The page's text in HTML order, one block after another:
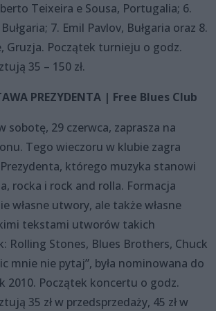
Teixeira e Sousa, Portugalia; 6.
7. Emil Pavlov, Bułgaria oraz 8.
Gruzja. Początek turnieju o godz.
35 – 150 zł.
PREZYDENTA | Free Blues Club
sobotę, 29 czerwca, zaprasza na
Tego wieczoru w klubie zagra
Prezydenta, którego muzyka stanowi
rocka i rock and rolla. Formacja
własne utwory, ale także własne
tekstami utworów takich
Rolling Stones, Blues Brothers, Chuck
mnie nie pytaj”, była nominowana do
2010. Początek koncertu o godz.
35 zł w przedsprzedaży, 45 zł w